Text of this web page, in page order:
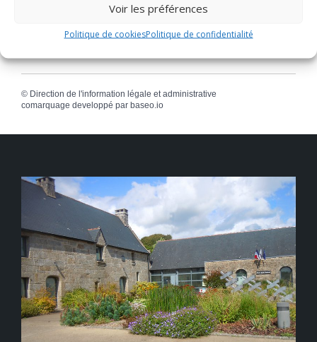
Voir les préférences
Politique de cookiesPolitique de confidentialité
Formalités administratives d'une association
© Direction de l'information légale et administrative
comarquage developpé par baseo.io